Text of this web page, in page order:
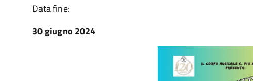
Data fine:
30 giugno 2024